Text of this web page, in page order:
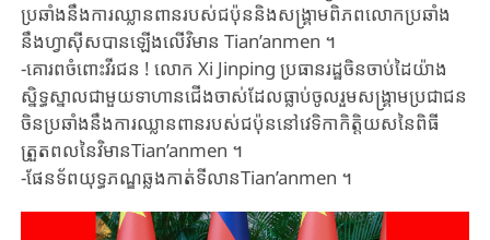
ប្រឆាំង​នឹង​ការឈ្លានពាន​របស់ជប៉ុន​និង​សង្គ្រាម​ពិភពលោក​ប្រឆាំង
នឹង​ហ្វាស៊ីស​បានឡើងលើ​វិមាន ​Tian’anmen ។
-គោរពចំពោះ​វីរជន​ ! លោក ​Xi Jinping ប្រធាន​រដ្ឋចិន​ចាប់​ដៃ​យ៉ាង​
សិ្នទ្ធស្នាល​ជាមួយ​ទាហានជើង​ចាស់​ដែល​ធ្លាប់​ចូលរួម​សង្គ្រាមប្រជាជន​
ចិន​ប្រឆាំង​នឹង​ការ​ឈ្លាន​ពាន​របស់​ជប៉ុន​នៅ​វេទិកា​កិត្តិយសនៃ​ពិធី
ត្រួតពល​នៃវិមាន​Tian’anmen​ ។
-ផែនទ័ព​យុទ្ធភណ្ឌឆ្លងកាត់​ទីលាន​Tian’anmen ។